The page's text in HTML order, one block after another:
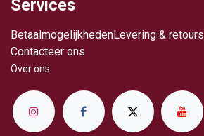
Services
BetaalmogelijkhedenLevering & retours
Contacteer ons
Over ​ons